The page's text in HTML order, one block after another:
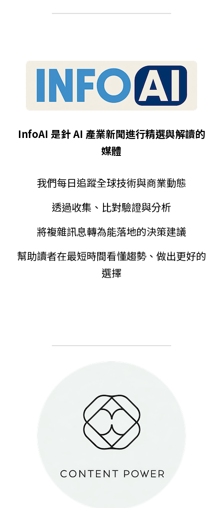
InfoAI 是針 AI 產業新聞進行精選與解讀的
媒體
我們每日追蹤全球技術與商業動態
透過收集、比對驗證與分析
將複雜訊息轉為能落地的決策建議
幫助讀者在最短時間看懂趨勢、做出更好的
選擇